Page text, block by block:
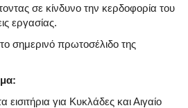
σε κίνδυνο την κερδοφορία του
εργασίας.
σημερινό πρωτοσέλιδο της
για Κυκλάδες και Αιγαίο